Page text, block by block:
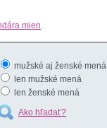
mien.
mužské aj ženské mená
len mužské mená
len ženské mená
Ako hľadať?